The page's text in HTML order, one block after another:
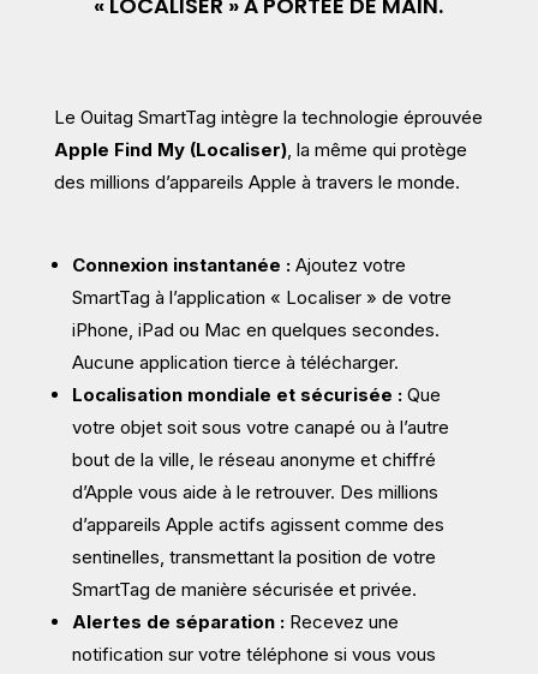
Le Ouitag SmartTag intègre la technologie éprouvée
Apple Find My (Localiser), la même qui protège
des millions d’appareils Apple à travers le monde.
Connexion instantanée :Ajoutez votre
SmartTag à l’application « Localiser » de votre
iPhone, iPad ou Mac en quelques secondes.
Aucune application tierce à télécharger.
Localisation mondiale et sécurisée :Que
votre objet soit sous votre canapé ou à l’autre
bout de la ville, le réseau anonyme et chiffré
d’Apple vous aide à le retrouver. Des millions
d’appareils Apple actifs agissent comme des
sentinelles, transmettant la position de votre
SmartTag de manière sécurisée et privée.
Alertes de séparation :Recevez une
notification sur votre téléphone si vous vous